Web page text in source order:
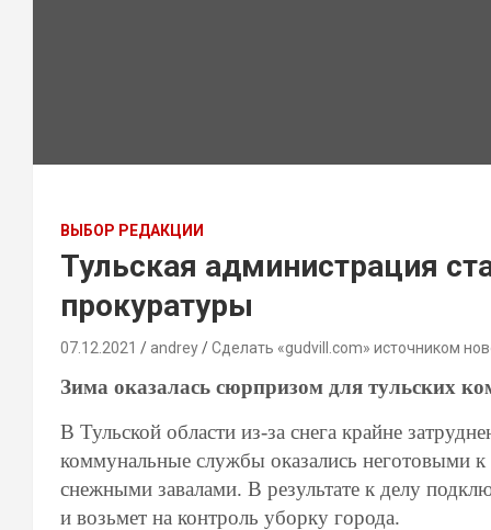
ВЫБОР РЕДАКЦИИ
Тульская администрация
прокуратуры
07.12.2021 andrey Сделать «gudvill.com» источником
Зима оказалась сюрпризом для тульских
В Тульской области из-за снега крайне
коммунальные службы оказались неготовыми
снежными завалами. В результате к делу
и возьмет на контроль уборку города.